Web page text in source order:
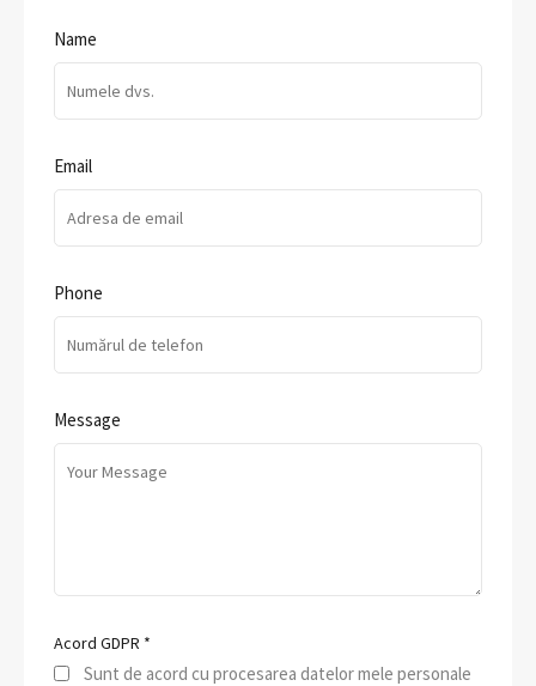
Name
Email
Phone
Message
Acord GDPR *
Sunt de acord cu procesarea datelor mele personale